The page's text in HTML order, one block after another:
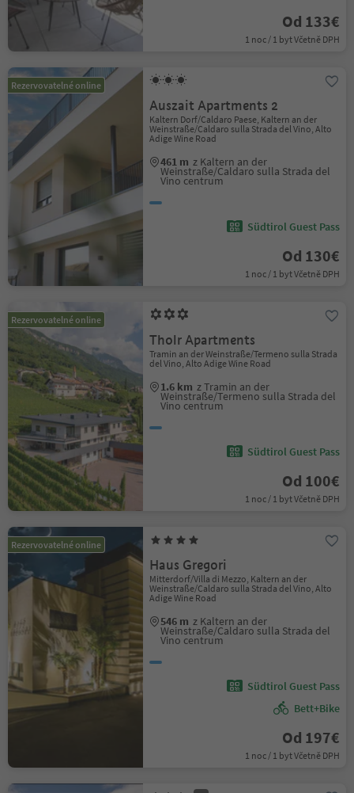
Od 133€
1 noc / 1 byt Včetně DPH
Rezervovatelné online
Auszait Apartments 2
Kaltern Dorf/Caldaro Paese, Kaltern an der
Weinstraße/Caldaro sulla Strada del Vino, Alto
Adige Wine Road
461 m z Kaltern an der
Weinstraße/Caldaro sulla Strada del
Vino centrum
Südtirol Guest Pass
Od 130€
1 noc / 1 byt Včetně DPH
Rezervovatelné online
Tholr Apartments
Tramin an der Weinstraße/Termeno sulla Strada
del Vino, Alto Adige Wine Road
1.6 km z Tramin an der
Weinstraße/Termeno sulla Strada del
Vino centrum
Südtirol Guest Pass
Od 100€
1 noc / 1 byt Včetně DPH
Rezervovatelné online
Haus Gregori
Mitterdorf/Villa di Mezzo, Kaltern an der
Weinstraße/Caldaro sulla Strada del Vino, Alto
Adige Wine Road
546 m z Kaltern an der
Weinstraße/Caldaro sulla Strada del
Vino centrum
Südtirol Guest Pass
Bett+Bike
Od 197€
1 noc / 1 byt Včetně DPH